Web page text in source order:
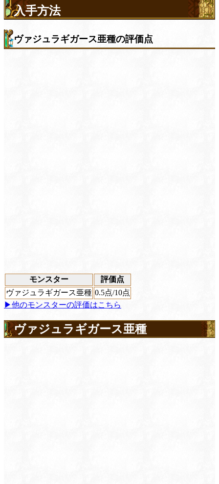
入手方法
ヴァジュラギガース亜種の評価点
モンスター
評価点
ヴァジュラギガース亜種 0.5点/10点
▶他のモンスターの評価はこちら
ヴァジュラギガース亜種